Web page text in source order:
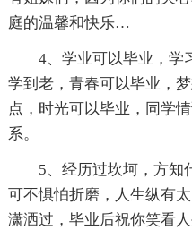
庭的温馨和快乐…
4、学业可以毕业，学
学到老，青春可以毕业，
点，时光可以毕业，同学
系。
5、经历过坎坷，方知
可不惧怕折磨，人生纵有
潇洒过，毕业后祝你笑看人